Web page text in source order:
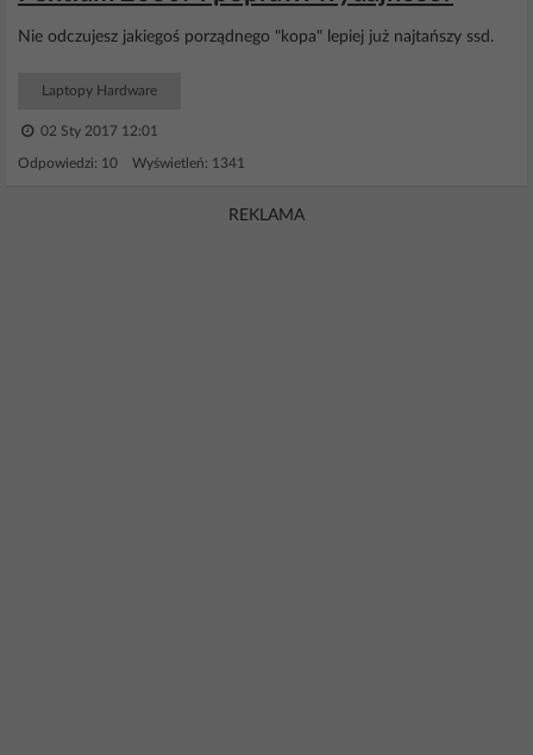
Nie odczujesz jakiegoś porządnego "kopa" lepiej już najtańszy ssd.
Laptopy Hardware
02 Sty 2017 12:01
Odpowiedzi: 10 Wyświetleń: 1341
REKLAMA